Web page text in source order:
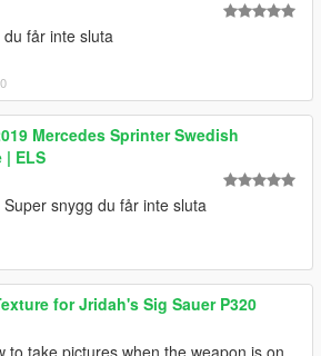
får inte sluta
Mercedes Sprinter Swedish
| ELS
Super snygg du får inte sluta
for Jridah's Sig Sauer P320
to take pictures when the weapon is on